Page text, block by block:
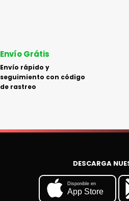
Envío Grátis
Envío rápido y
seguimiento con código
de rastreo
DESCARGA
Disponible en
App Store